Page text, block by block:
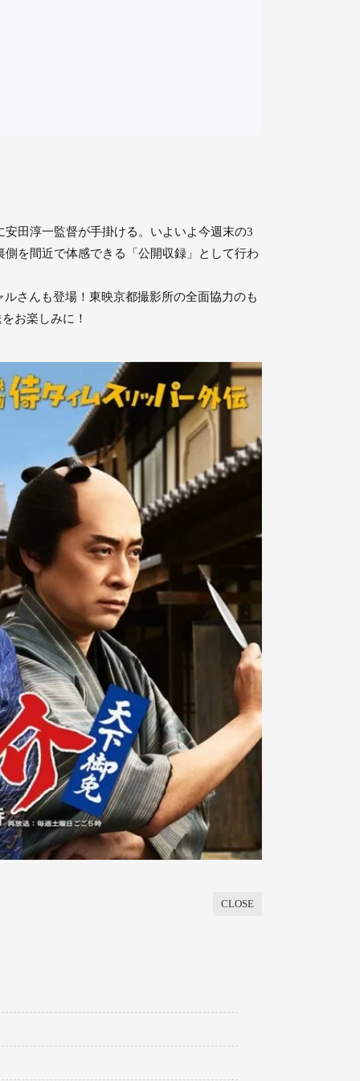
田淳一監督が手掛ける。いよいよ今週末の3
を間近で体感できる「公開収録」として行わ
さんも登場！東映京都撮影所の全面協力のも
お楽しみに！